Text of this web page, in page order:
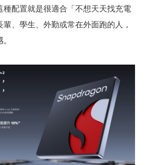
配置就是很適合「不想天天找充電
、學生、外勤或常在外面跑的人，